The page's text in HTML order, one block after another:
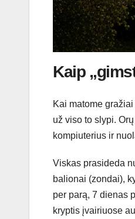
Kaip
Kai matome
už viso to slypi.
kompiuterius ir
Viskas prasideda
balionai (zondai),
per parą, 7 dienas
kryptis įvairiuose